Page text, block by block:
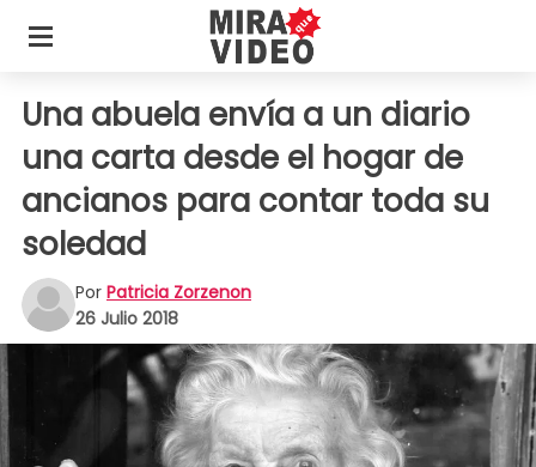
Una abuela envía a un diario
una carta desde el hogar de
ancianos para contar toda su
soledad
Por Patricia Zorzenon
26 Julio 2018